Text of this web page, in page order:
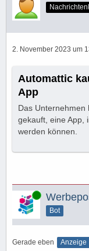
2. November 2023 um
Automattic
App
Das Unternehmen
gekauft, eine App,
werden können.
Online
Bot
Gerade eben Anzeige